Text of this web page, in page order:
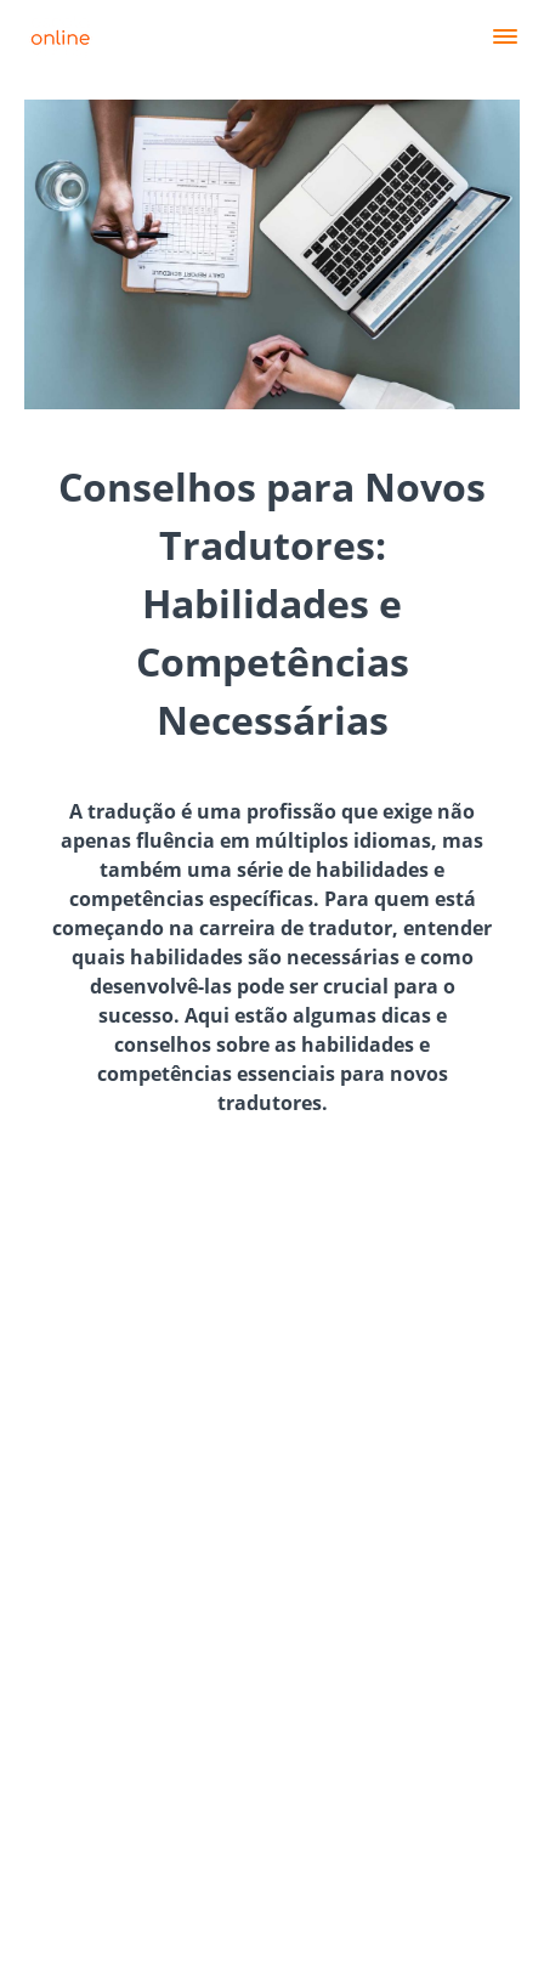
Conselhos para Novos
Tradutores:
Habilidades e
Competências
Necessárias
A tradução é uma profissão que exige não
apenas fluência em múltiplos idiomas, mas
também uma série de habilidades e
competências específicas. Para quem está
começando na carreira de tradutor, entender
quais habilidades são necessárias e como
desenvolvê-las pode ser crucial para o
sucesso. Aqui estão algumas dicas e
conselhos sobre as habilidades e
competências essenciais para novos
tradutores.